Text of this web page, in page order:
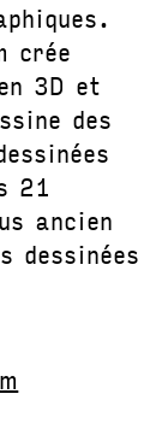
crée
3D et
des
21
ancien
dessinées